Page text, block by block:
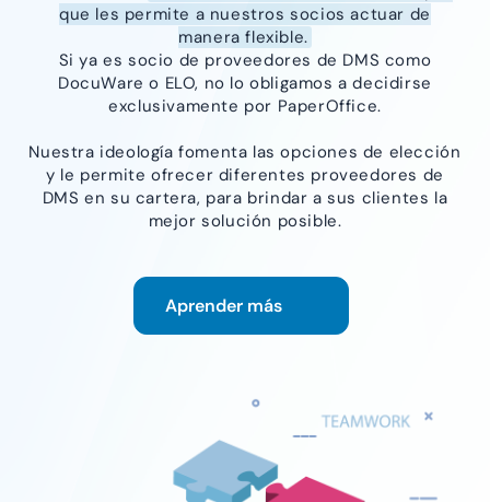
que les permite a nuestros socios actuar de
manera flexible.
Si ya es socio de proveedores de DMS como
DocuWare o ELO, no lo obligamos a decidirse
exclusivamente por PaperOffice.
Nuestra ideología fomenta las opciones de elección
y le permite ofrecer diferentes proveedores de
DMS en su cartera, para brindar a sus clientes la
mejor solución posible.
Aprender más